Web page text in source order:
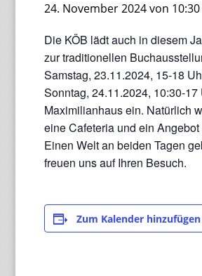
24. November 2024 von 10:30
Die KÖB lädt auch in diesem
zur traditionellen
Samstag, 23.11.2024, 15-18
Sonntag, 24.11.2024, 10:30-17
Maximilianhaus ein. Natürlich
eine Cafeteria und ein Angebot
Einen Welt an beiden Tagen
freuen uns auf Ihren Besuch.
Zum Kalender hinzufügen